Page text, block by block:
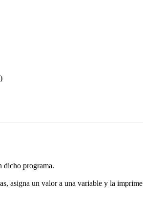
)
dicho programa.
asigna un valor a una variable y la imprime